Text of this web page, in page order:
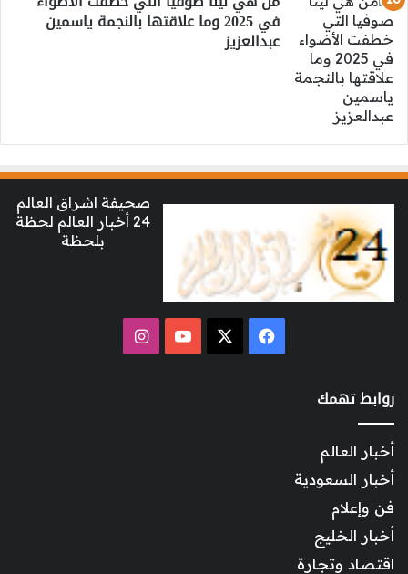
في 2025 وما علاقتها بالنجمة ياسمين
عبدالعزيز
صحيفة اشراق العالم
24 أخبار العالم لحظة
بلحظة
فيسبوك ‫YouTubeانستقرام
روابط تهمك
أخبار العالم
أخبار السعودية
فن وإعلام
أخبار الخليج
اقتصاد وتجارة